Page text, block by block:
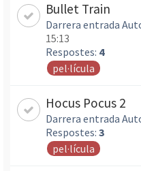
Bullet Train
Darrera entrada
15:13
Respostes: 4
pel·lícula
Hocus Pocus 2
Darrera entrada
Respostes: 3
pel·lícula